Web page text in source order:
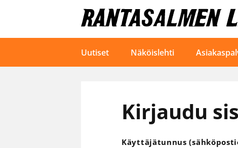
Uutiset Näköislehti
Kirjaudu
Käyttäjätunnus